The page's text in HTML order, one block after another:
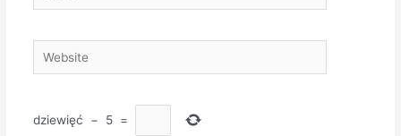
Website
dziewięć − 5 =